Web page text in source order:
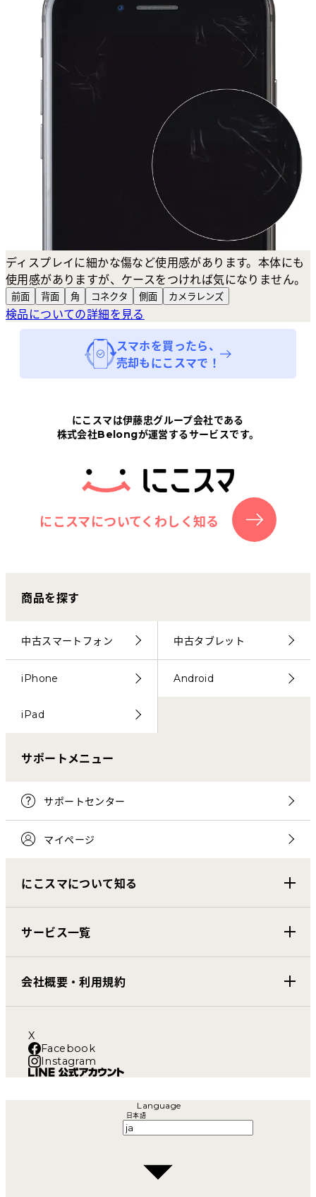
ディスプレイに細かな傷など使用感があります。本体にも
使用感がありますが、ケースをつければ気になりません。
前面 背面 角 コネクタ 側面 カメラ レンズ
検品についての詳細を見る
スマホを買ったら、
売却もにこスマで！
にこスマは伊藤忠グループ会社である
株式会社Belongが運営するサービスです。
にこスマについてくわしく知る
商品を探す
中古スマートフォン 中古タブレット
iPhone Android
iPad
サポートメニュー
サポートセンター
マイページ
にこスマについて知る
サービス一覧
会社概要・利用規約
X
Facebook
Instagram
Language
日本語